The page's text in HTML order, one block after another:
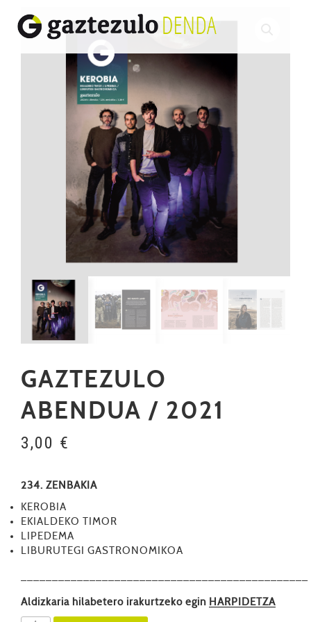
GAZTEZULO
ABENDUA / 2021
3,00 €
234. ZENBAKIA
KEROBIA
EKIALDEKO TIMOR
LIPEDEMA
LIBURUTEGI GASTRONOMIKOA
––––––––––––––––––––––––––––––––––––––––––––––
Aldizkaria hilabetero irakurtzeko egin HARPIDETZA